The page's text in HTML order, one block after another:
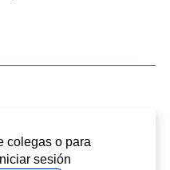
colegas o para
sesión